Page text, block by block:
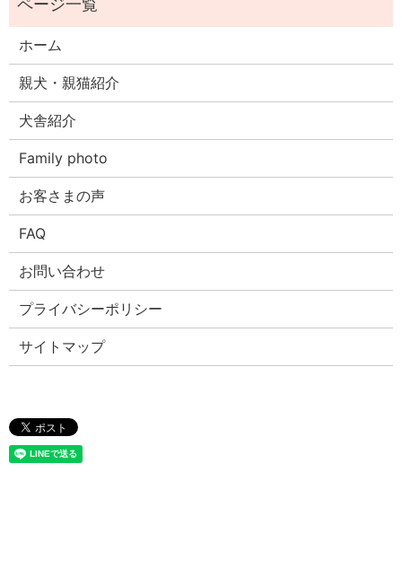
ホーム
親犬・親猫紹介
犬舎紹介
Family photo
お客さまの声
FAQ
お問い合わせ
プライバシーポリシー
サイトマップ